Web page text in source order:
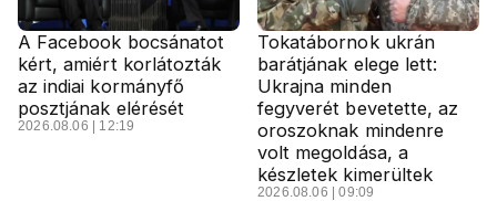
A Facebook bocsánatot
kért, amiért korlátozták
az indiai kormányfő
posztjának elérését
2026.08.06 | 12:19
Tokatábornok ukrán
barátjának elege lett:
Ukrajna minden
fegyverét bevetette, az
oroszoknak mindenre
volt megoldása, a
készletek kimerültek
2026.08.06 | 09:09